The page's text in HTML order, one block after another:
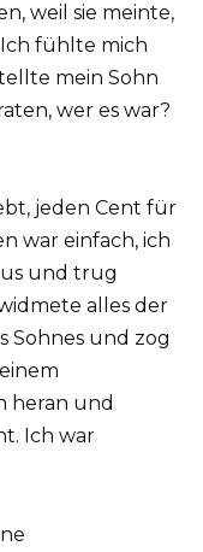
weil sie meinte,
fühlte mich
mein Sohn
wer es war?
jeden Cent für
war einfach, ich
und trug
alles der
und zog
heran und
Ich war